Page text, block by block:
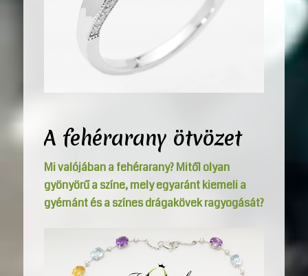
A fehérarany ötvözet
Mi valójában a fehérarany? Mitől olyan
gyönyörű a színe, mely egyaránt kiemeli a
gyémánt és a színes drágakövek ragyogását?